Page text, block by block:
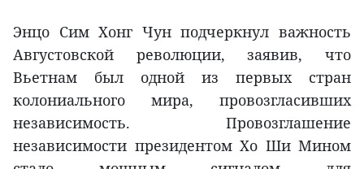
Энцо Сим Хонг Чун подчеркнул важность
Августовской революции, заявив, что
Вьетнам был одной из первых стран
колониального мира, провозгласивших
независимость. Провозглашение
независимости президентом Хо Ши Мином